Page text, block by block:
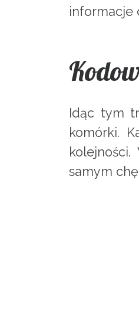
informacje
Idąc tym
komórki.
samym